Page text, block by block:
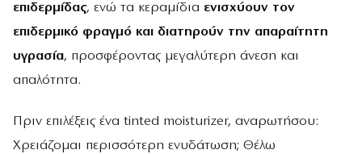
επιδερμίδας, ενώ τα κεραμίδια ενισχύουν τον
επιδερμικό φραγμό και διατηρούν την απαραίτητη
υγρασία, προσφέροντας μεγαλύτερη άνεση και
απαλότητα.
Πριν επιλέξεις ένα tinted moisturizer, αναρωτήσου:
Χρειάζομαι περισσότερη ενυδάτωση; Θέλω